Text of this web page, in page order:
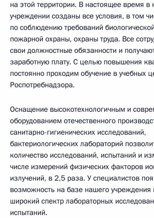
на этой территории. В настоящее время
учреждении созданы все условия, в том
по соблюдению требований
пожарной охраны, охраны труда. Все
свои должностные обязанности и
заработную плату. С целью повышения
постоянно проходим обучение в учебных
Роспотребнадзора.
Оснащение высокотехнологичным и
оборудованием отечественного
санитарно-гигиенических исследований,
бактериологических лабораторий
количество исследований, испытаний и
числе измерений физических факторов
излучений, в 2,5 раза. У специалистов
возможность на базе нашего учреждения
широкий спектр лабораторных
испытаний.